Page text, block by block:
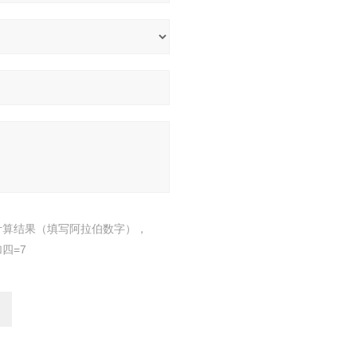
结果（填写阿拉伯数字），
=7